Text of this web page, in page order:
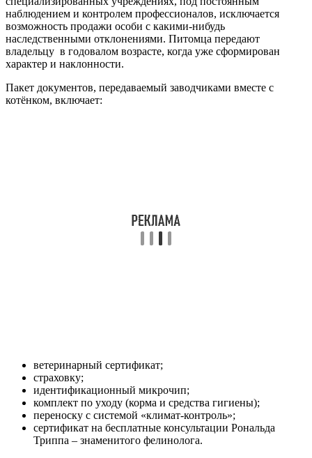
наблюдением и контролем профессионалов, исключается
возможность продажи особи с какими-нибудь
наследственными отклонениями. Питомца передают
владельцу в годовалом возрасте, когда уже сформирован
характер и наклонности.
Пакет документов, передаваемый заводчиками вместе с
котёнком, включает:
ветеринарный сертификат;
страховку;
идентификационный микрочип;
комплект по уходу (корма и средства гигиены);
переноску с системой «климат-контроль»;
сертификат на бесплатные консультации Рональда
Триппа – знаменитого фелинолога.